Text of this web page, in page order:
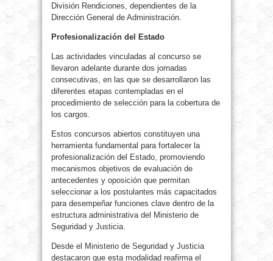
División Rendiciones, dependientes de la
Dirección General de Administración.
Profesionalización del Estado
Las actividades vinculadas al concurso se
llevaron adelante durante dos jornadas
consecutivas, en las que se desarrollaron las
diferentes etapas contempladas en el
procedimiento de selección para la cobertura de
los cargos.
Estos concursos abiertos constituyen una
herramienta fundamental para fortalecer la
profesionalización del Estado, promoviendo
mecanismos objetivos de evaluación de
antecedentes y oposición que permitan
seleccionar a los postulantes más capacitados
para desempeñar funciones clave dentro de la
estructura administrativa del Ministerio de
Seguridad y Justicia.
Desde el Ministerio de Seguridad y Justicia
destacaron que esta modalidad reafirma el